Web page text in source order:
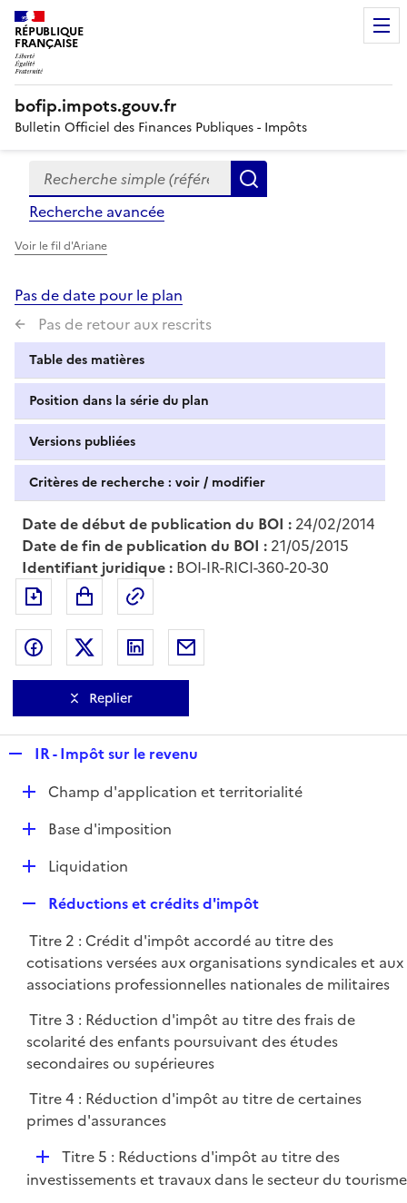
RÉPUBLIQUE
FRANÇAISE
bofip.impots.gouv.fr
Bulletin Officiel des Finances Publiques - Impôts
Formulaire
de
recherche
Recherche simple (références, mots clés, partie du
Recherche avancée
Voir le fil d'Ariane
Pas de date pour le plan
Pas de retour aux rescrits
Table des matières
Position dans la série du plan
Versions publiées
Critères de recherche : voir / modifier
Date de début de publication du BOI : 24/02/2014
Date de fin de publication du BOI : 21/05/2015
Identifiant juridique : BOI-IR-RICI-360-20-30
Exporter le document au format pdf
Partager sur Facebook
Partager sur Twitter
Partager sur LinkedIn
Replier
p
l
i
e
IR - Impôt sur le revenu
DChamp d'application et territorialité
D
e
r
Base d'imposition
D
l
i
e
r
Liquidation
p
l
i
e
Réductions et crédits d'impôt
Titre 2 : Crédit d'impôt accordé au titre des
cotisations versées aux organisations syndicales et aux
associations professionnelles nationales de militaires
Titre 3 : Réduction d'impôt au titre des frais de
scolarité des enfants poursuivant des études
secondaires ou supérieures
Titre 4 : Réduction d'impôt au titre de certaines
primes d'assurances
D
é
Titre 5 : Réductions d'impôt au titre des
investissements et travaux dans le secteur du tourisme